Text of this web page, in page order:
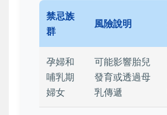
禁忌族
群
風險說明
孕婦和
哺乳期
婦女
可能影響胎兒
發育或透過母
乳傳遞